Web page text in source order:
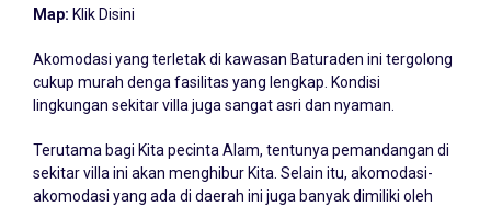
Map: Klik Disini
Akomodasi yang terletak di kawasan Baturaden ini tergolong
cukup murah denga fasilitas yang lengkap. Kondisi
lingkungan sekitar villa juga sangat asri dan nyaman.
Terutama bagi Kita pecinta Alam, tentunya pemandangan di
sekitar villa ini akan menghibur Kita. Selain itu, akomodasi-
akomodasi yang ada di daerah ini juga banyak dimiliki oleh